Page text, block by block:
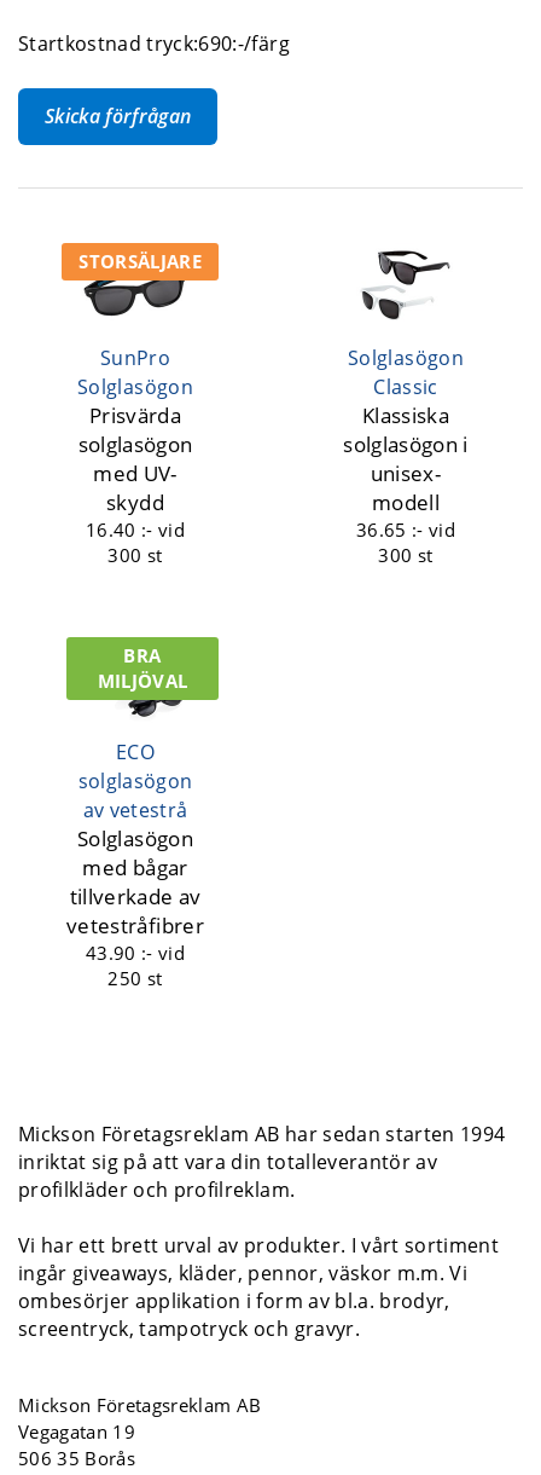
Startkostnad tryck:690:-/färg
Skicka förfrågan
STORSÄLJARE
SunPro
Solglasögon
Prisvärda
solglasögon
med UV-
skydd
16.40 :-vid
300 st
Solglasögon
Classic
Klassiska
solglasögon i
unisex-
modell
36.65 :-vid
300 st
BRA
MILJÖVAL
ECO
solglasögon
av vetestrå
Solglasögon
med bågar
tillverkade av
vetestråfibrer
43.90 :-vid
250 st
Mickson Företagsreklam AB har sedan starten 1994
inriktat sig på att vara din totalleverantör av
profilkläder och profilreklam.
Vi har ett brett urval av produkter. I vårt sortiment
ingår giveaways, kläder, pennor, väskor m.m. Vi
ombesörjer applikation i form av bl.a. brodyr,
screentryck, tampotryck och gravyr.
Mickson Företagsreklam AB
Vegagatan 19
506 35 Borås